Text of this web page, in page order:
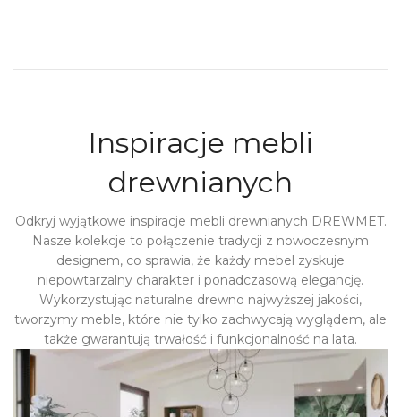
Inspiracje mebli
drewnianych
Odkryj wyjątkowe inspiracje mebli drewnianych DREWMET.
Nasze kolekcje to połączenie tradycji z nowoczesnym
designem, co sprawia, że każdy mebel zyskuje
niepowtarzalny charakter i ponadczasową elegancję.
Wykorzystując naturalne drewno najwyższej jakości,
tworzymy meble, które nie tylko zachwycają wyglądem, ale
także gwarantują trwałość i funkcjonalność na lata.